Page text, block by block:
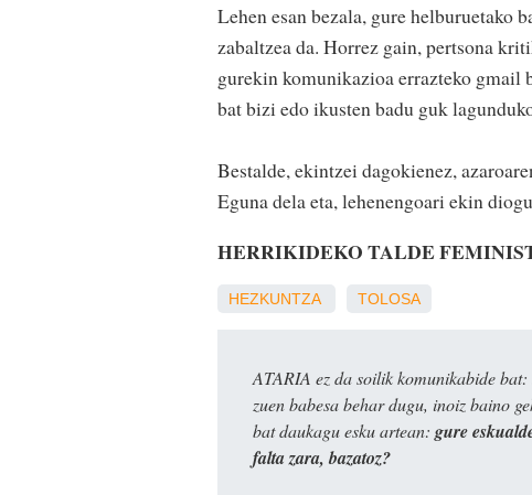
Lehen esan bezala, gure helburuetako
zabaltzea da. Horrez gain, pertsona
gurekin komunikazioa errazteko gmail
bat bizi edo ikusten badu guk
Bestalde, ekintzei dagokienez,
Eguna dela eta, lehenengoari ekin
HERRIKIDEKO TALDE
HEZKUNTZA TOLOSA
ATARIA ez da soilik komunikabide
zuen babesa behar dugu, inoiz baino
bat daukagu esku artean: gure
falta zara, bazatoz?